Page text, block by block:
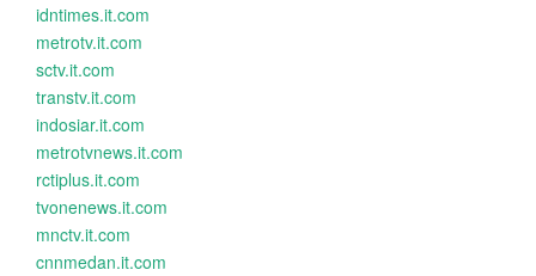
idntimes.it.com
metrotv.it.com
sctv.it.com
transtv.it.com
indosiar.it.com
metrotvnews.it.com
rctiplus.it.com
tvonenews.it.com
mnctv.it.com
cnnmedan.it.com